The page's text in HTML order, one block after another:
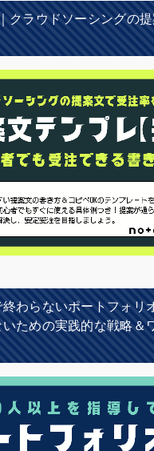
クラウドソーシングの
わらないポートフォリ
ための実践的な戦略＆